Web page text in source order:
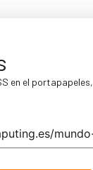
en el portapapeles,